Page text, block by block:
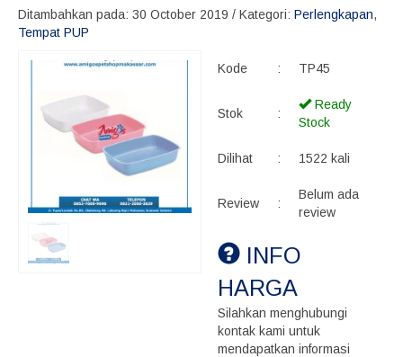
Ditambahkan pada: 30 October 2019 / Kategori: Perlengkapan,
Tempat PUP
Kode : TP45
Stok :
Ready
Stock
Dilihat : 1522 kali
Review :
Belum ada
review
INFO
HARGA
Silahkan menghubungi
kontak kami untuk
mendapatkan informasi